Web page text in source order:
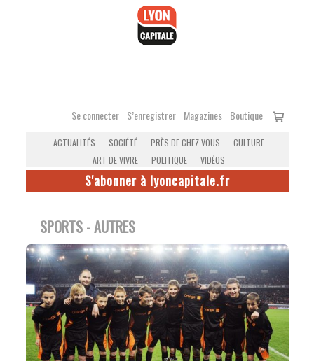
Se connecter S’enregistrer Magazines Boutique
Voir
ACTUALITÉS SOCIÉTÉ PRÈS DE CHEZ VOUS
CULTURE
ART DE VIVRE
POLITIQUE VIDÉOS
S'abonner à lyoncapitale.fr
SPORTS - AUTRES